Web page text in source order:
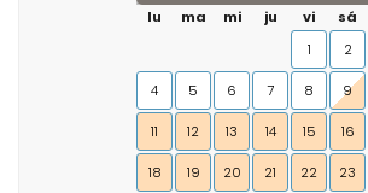
lu
ma mi ju vi sá
1
2
4 5 6 7 8 9
11 12 13 14 15 16
18 19 20 21 22 23